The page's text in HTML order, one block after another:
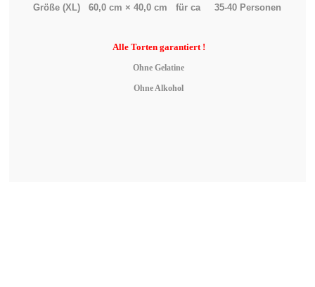
Größe (XL) 60,0 cm × 40,0 cm für ca 35-40 Personen
AlleTorten garantiert !
Ohne Gelatine
Ohne Alkohol